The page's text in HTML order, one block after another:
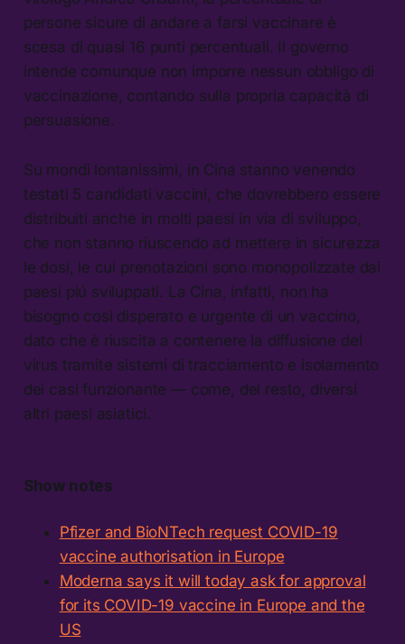
persone sicure di andare a farsi vaccinare è
scesa di quasi 16 punti percentuali. Il governo
intende comunque non imporre nessun obbligo di
vaccinazione, contando sulla propria capacità di
persuasione.
Su mondi lontanissimi, in Cina stanno venendo
testati 5 candidati vaccini, che dovrebbero essere
distribuiti anche in molti paesi in via di sviluppo,
che non stanno riuscendo ad mettere in sicurezza
le dosi, le cui prenotazioni sono monopolizzate dai
paesi piú sviluppati. La Cina, infatti, non ha
bisogno così disperato e urgente di un vaccino,
dato che è riuscita a contenere la diffusione del
virus tramite sistemi di tracciamento e isolamento
dei casi funzionante — come, del resto, diversi
altri paesi asiatici.
Show notes
Pfizer and BioNTech request COVID-19
vaccine authorisation in Europe
Moderna says it will today ask for approval
for its COVID-19 vaccine in Europe and the
US